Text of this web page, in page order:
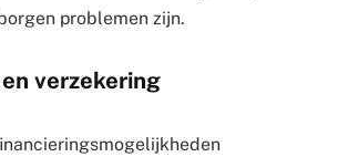
problemen zijn.
verzekering